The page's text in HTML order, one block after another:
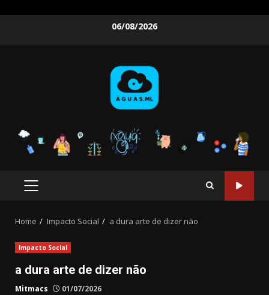
06/08/2026
PRIMARY
Home Impacto Social a dura arte de dizer não
Impacto Social
a dura arte de dizer não
Mitmacs 01/07/2026